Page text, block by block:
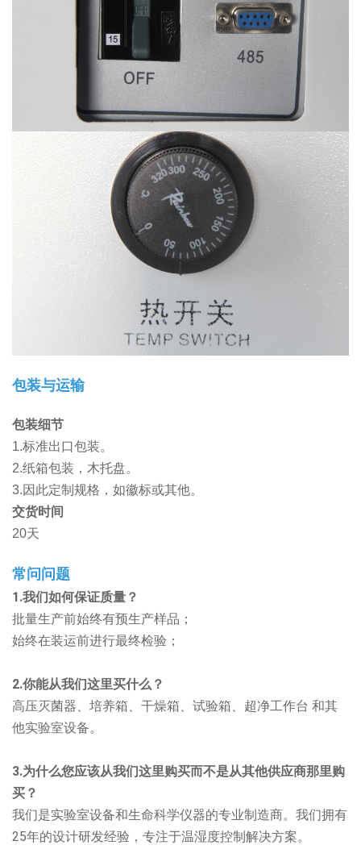
包装与运输
包装细节
1.标准出口包装。
2.纸箱包装，木托盘。
3.因此定制规格，如徽标或其他。
交货时间
20天
常问问题
1.我们如何保证质量？
批量生产前始终有预生产样品；
始终在装运前进行最终检验；
2.你能从我们这里买什么？
高压灭菌器、培养箱、干燥箱、试验箱、超净工作台 和其
他实验室设备。
3.为什么您应该从我们这里购买而不是从其他供应商那里购
买？
我们是实验室设备和生命科学仪器的专业制造商。我们拥有
25年的设计研发经验，专注于温湿度控制解决方案。